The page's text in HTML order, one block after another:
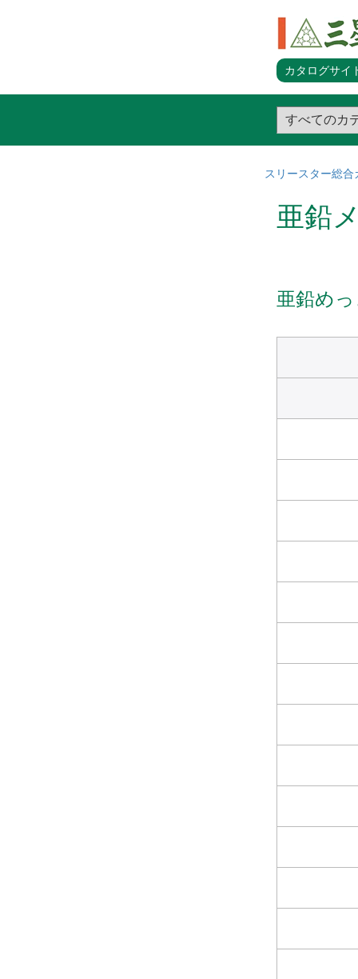
カタログサイ
スリースター総合
亜鉛
亜鉛め